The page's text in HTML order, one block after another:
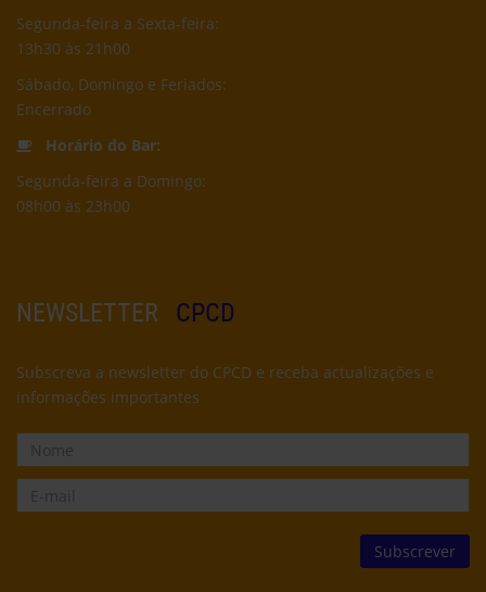
Segunda-feira a Sexta-feira:
13h30 às 21h00
Sábado, Domingo e Feriados:
Encerrado
Horário do Bar:
Segunda-feira a Domingo:
08h00 às 23h00
NEWSLETTER CPCD
Subscreva a newsletter do CPCD e receba actualizações e
informações importantes